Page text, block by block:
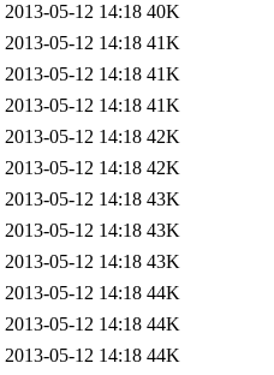
2013-05-12 14:18 40K
2013-05-12 14:18 41K
2013-05-12 14:18 41K
2013-05-12 14:18 41K
2013-05-12 14:18 42K
2013-05-12 14:18 42K
2013-05-12 14:18 43K
2013-05-12 14:18 43K
2013-05-12 14:18 43K
2013-05-12 14:18 44K
2013-05-12 14:18 44K
2013-05-12 14:18 44K